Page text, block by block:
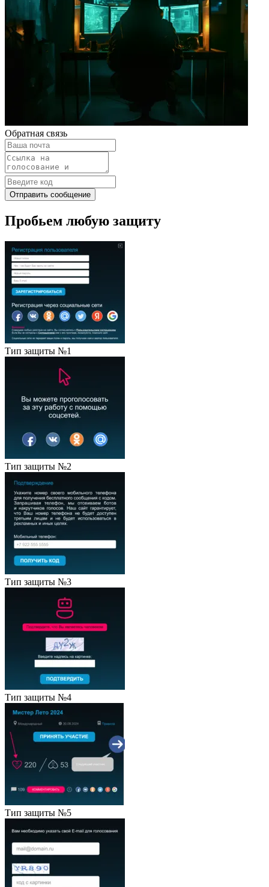
Обратная связь
Отправить сообщение
Пробьем любую защиту
Тип защиты №1
Тип защиты №2
Тип защиты №3
Тип защиты №4
Тип защиты №5